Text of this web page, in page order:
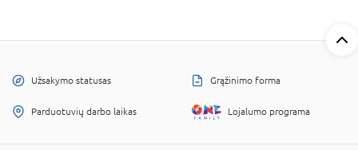
Užsakymo statusas Grąžinimo forma
Parduotuvių darbo laikas Lojalumo programa